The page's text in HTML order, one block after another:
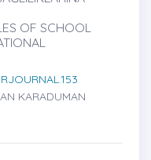
OF SCHOOL
KARADUMAN